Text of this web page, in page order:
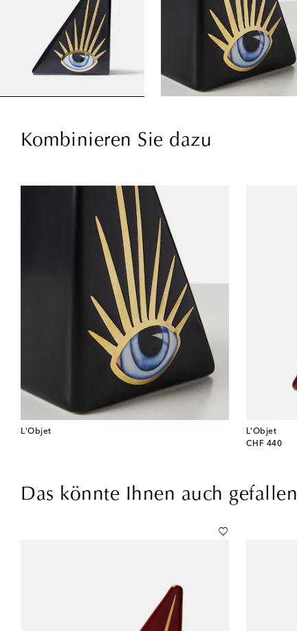
Kombinieren Sie dazu
L'Objet
L'Objet
CHF 440
original price
Das könnte Ihnen auch gefallen